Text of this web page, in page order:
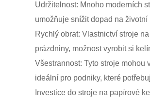
Udržitelnost: Mnoho moderních
umožňuje snížit dopad na životní
Rychlý obrat: Vlastnictví stroje
prázdniny, možnost vyrobit si
Všestrannost: Tyto stroje mohou
ideální pro podniky, které
Investice do stroje na papírové